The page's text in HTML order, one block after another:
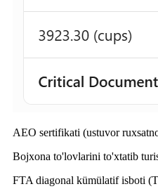
AEO sertifikati (ustuvor
Bojxona to'lovlarini to'xtatib
FTA diagonal kümülatif isboti